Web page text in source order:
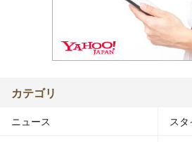
カテゴリ
ニュース スタ